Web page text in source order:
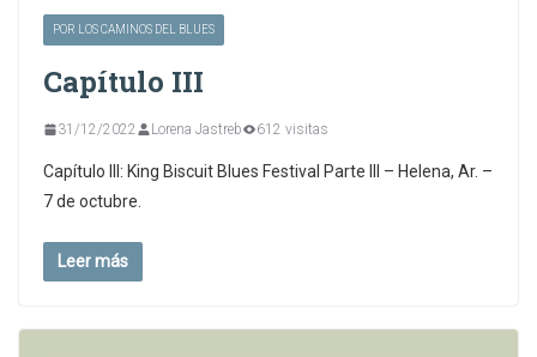
POR LOS CAMINOS DEL BLUES
Capítulo III
31/12/2022 Lorena Jastreb 612 visitas
Capítulo III: King Biscuit Blues Festival Parte III – Helena, Ar. –
7 de octubre.
Leer más